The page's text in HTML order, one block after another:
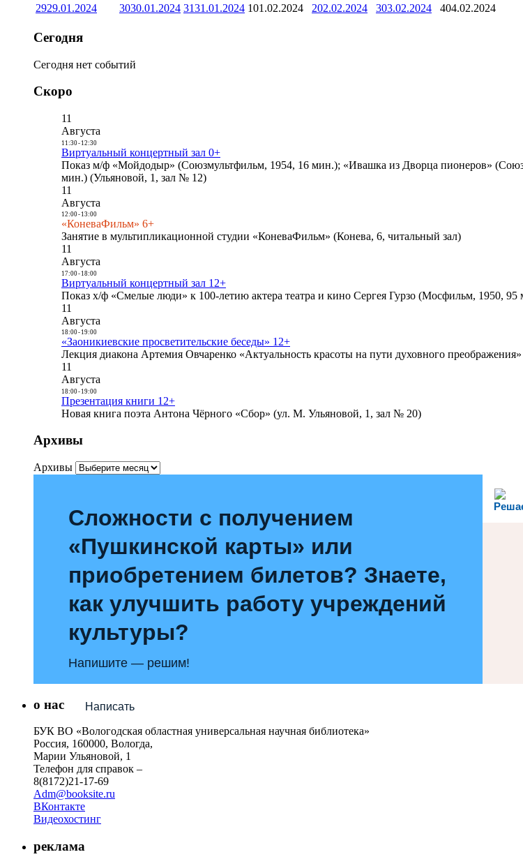
2929.01.2024 3030.01.2024 3131.01.2024 101.02.2024 202.02.2024 303.02.2024 404.02.2024
Сегодня
Сегодня нет событий
Скоро
11
Августа
11:30- 12:30
Виртуальный концертный зал 0+
Показ м/ф «Мойдодыр» (Союзмультфильм, 1954, 16 мин.); «Ивашка из Дворца пионеров»
мин.) (Ульяновой, 1, зал № 12)
11
Августа
12:00- 13:00
«КоневаФильм» 6+
Занятие в мультипликационной студии «КоневаФильм» (Конева, 6, читальный зал)
11
Августа
17:00- 18:00
Виртуальный концертный зал 12+
Показ х/ф «Смелые люди» к 100-летию актера театра и кино Сергея Гурзо (Мосфильм, 1950,
11
Августа
18:00- 19:00
«Заоникиевские просветительские беседы» 12+
Лекция диакона Артемия Овчаренко «Актуальность красоты на пути духовного
11
Августа
18:00- 19:00
Презентация книги 12+
Новая книга поэта Антона Чёрного «Сбор» (ул. М. Ульяновой, 1, зал № 20)
Архивы
Архивы
Сложности с получением
«Пушкинской карты» или
приобретением билетов? Знаете,
как улучшить работу учреждений
культуры?
Напишите — решим!
Написать
о нас
БУК ВО «Вологодская областная универсальная научная библиотека»
Россия, 160000, Вологда,
Марии Ульяновой, 1
Телефон для справок –
8(8172)21-17-69
Adm@booksite.ru
ВКонтакте
Видеохостинг
реклама